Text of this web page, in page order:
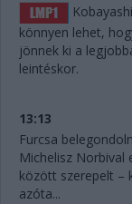
könnyen lehet,
jönnek ki a
leintéskor.
13:13
Furcsa
Michelisz
között szerepelt –
azóta...